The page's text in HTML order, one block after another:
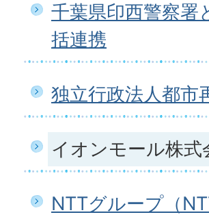
千葉県印西警察署
括連携
独立行政法人都市
イオンモール株式
NTTグループ（